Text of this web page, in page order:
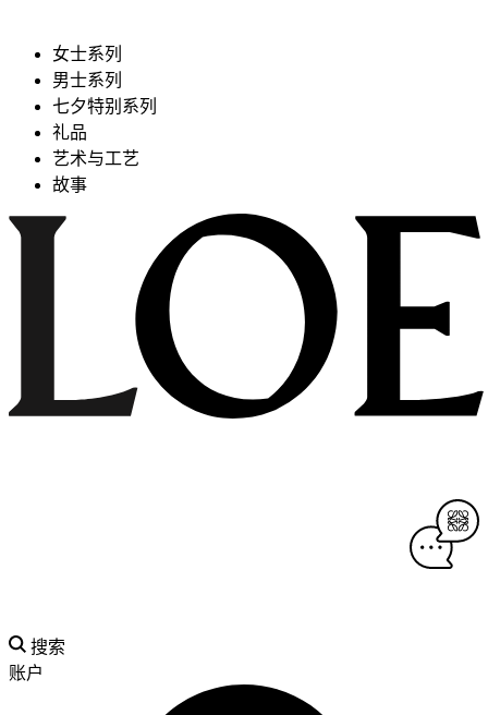
女士系列
男士系列
七夕特别系列
礼品
艺术与工艺
故事
搜索
账户